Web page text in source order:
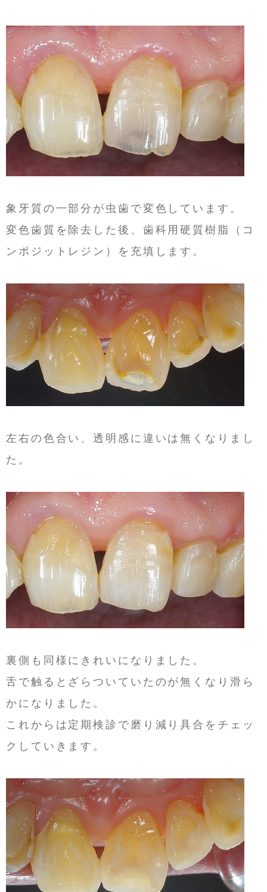
象牙質の一部分が虫歯で変色しています。
変色歯質を除去した後、歯科用硬質樹脂（コ
ンポジットレジン）を充填します。
左右の色合い、透明感に違いは無くなりまし
た。
裏側も同様にきれいになりました。
舌で触るとざらついていたのが無くなり滑ら
かになりました。
これからは定期検診で磨り減り具合をチェッ
クしていきます。